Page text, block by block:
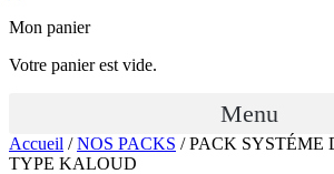
Mon panier
Votre panier est vide.
Menu
Accueil /NOS PACKS / PACK SYSTÉME
TYPE KALOUD